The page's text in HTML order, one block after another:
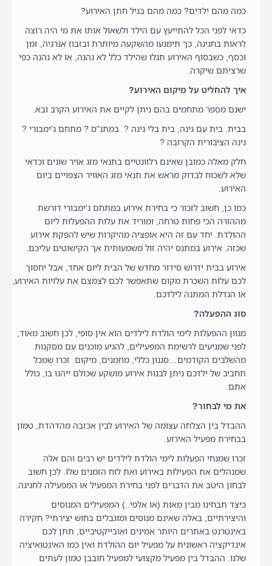
כמה מהם ילדים? כמה מהם בגיל חתן האירוע?
כדאי לפני הכל להתייעץ עם הילד ולשאול אותו את מי היה רוצה
לראות בחגיגה, כך תימנעו מהשקעה מיותרת ובזבוז אנרגיה, זמן
וכסף, כשבסוף האירוע תגלו שהילד כלל לא נהנה, או לא נהנה כפי
שרציתם שיקרה.
איך להחליט על מיקום האירוע?
ישנם מספר מתחמים בהם ניתן לקיים את האירוע הקרב ובא.
בבית. בית עם גינה, בית בלי גינה ? במתנ"ס ? מתחם ג'ימבורי ?
גינה הציבורית הקרובה ?
חלק מאלה כמובן שאינם רלוונטיים בתנאי מזג אויר שונים וכדאי
שלא לשכוח לבדוק מראש את תנאי מזג האוויר הצפויים ביום
האירוע.
כמו כן, חשוב לזכור כי בחירת אירוע במתחם ג'ימבורי דורשת
מההורה הכי פחות טרחה, ומוריד את עלות ההפעלות ליום
ההולדת. יחד עם זה היא אופציה מהיקרות שיש להפקת אירוע
שכזה. אירוע במתנס יהיה זול משמעותית אך הקישוטים עליכם.
אירוע בבית ידרוש סידור מחדש של הבית ליום אחד, אבל יחסוך
לכם עלות השכרת מקום שתאפשר לכם לצמצם את עלויות האירוע,
או הגדלת המתנה לילדכם.
סוג ההפעלה?
מגוון ההפעלות לימי הולדת לילדים הוא אין סופי, לכן חשוב מאוד,
לפני שמגיעים לרשימת המפעילים, להגיע מוכנים עם מסקנות
מהשלבים הקודמים…סגנון כללי, מוזמנים, מיקום. זכרו שמכל
תחביב של ילדכם ניתן לבנות אירוע מושקע שכולם ייהנו בו, כולל
אתם.
את מי לבחור?
ההבדל בין הצלחה עצומה של האירוע לבין אכזבה מהדהדת, טמון
בבחירת מפעיל האירוע.
זכרו שמנחי הפעלות לימי הולדת לילדים יש רבים והם אלה
שמנהלים את הפעילות באירוע ואת לוח הזמנים שלו. לכן חשוב
לבחון היטב את הדברים לפני בחירת המפעיל או המפעילה לחגיגה.
כיצד תבחינו מבין מאות (או אלפי..) המפעילים המנוסים
והיצירתיים, באלה שאינם מנוסים ומוגבלים בחוש יצירתי? חקירה
באינטרנט באתרים היותר אמינים ואובייקטיביים, תתן לכם
אינדיקציה ראשונית על מפעיל יום ההולדת ואין כמו האינטואיציה
שלנו. ההבדל בין מפעיל מקצועי למפעיל חובבן טמון לעתים